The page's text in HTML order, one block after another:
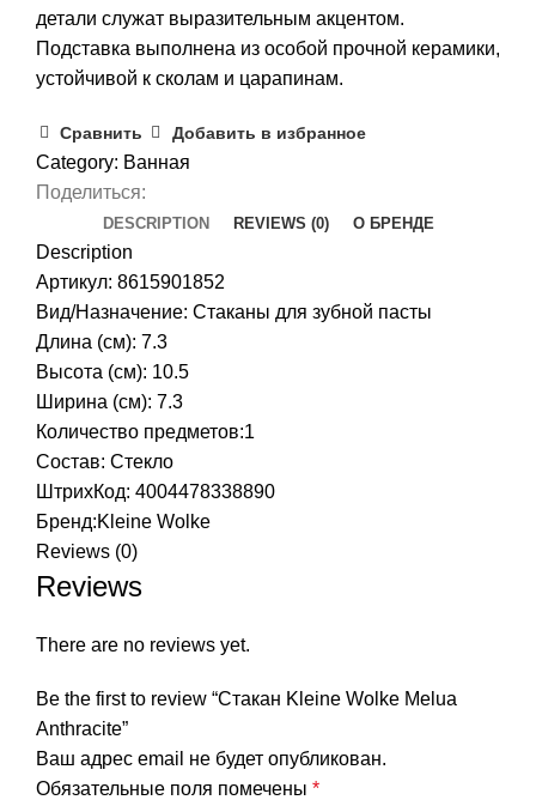
детали служат выразительным акцентом.
Подставка выполнена из особой прочной керамики,
устойчивой к сколам и царапинам.
Сравнить Добавить в избранное
Category: Ванная
Поделиться:
DESCRIPTION REVIEWS (0) О БРЕНДЕ
Description
Артикул: 8615901852
Вид/Назначение: Стаканы для зубной пасты
Длина (см): 7.3
Высота (см): 10.5
Ширина (см): 7.3
Количество предметов:1
Состав: Стекло
ШтрихКод: 4004478338890
Бренд:Kleine Wolke
Reviews (0)
Reviews
There are no reviews yet.
Be the first to review “Стакан Kleine Wolke Melua
Anthracite”
Ваш адрес email не будет опубликован.
Обязательные поля помечены *